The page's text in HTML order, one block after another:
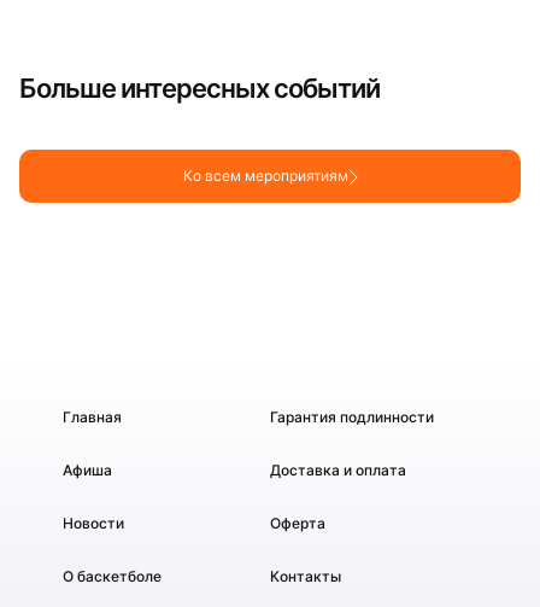
Больше интересных событий
Ко всем мероприятиям
Главная
Афиша
Новости
О баскетболе
Гарантия подлинности
Доставка и оплата
Оферта
Контакты